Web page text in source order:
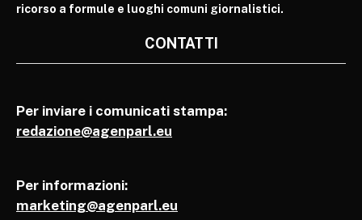
ricorso a formule e luoghi comuni giornalistici.
CONTATTI
Per inviare i comunicati stampa:
redazione@agenparl.eu
Per informazioni:
marketing@agenparl.eu